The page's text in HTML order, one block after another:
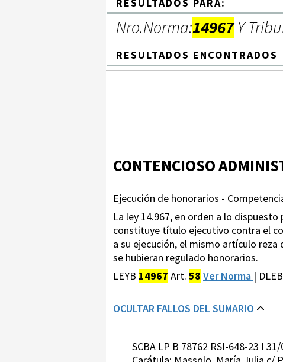
RESULTADOS PARA:
Nro.Norma:14967Y
RESULTADOS ENCONTRADOS
CONTENCIOSO
Ejecución de honorarios -
La ley 14.967, en orden a lo
constituye título ejecutivo contra el
a su ejecución, el mismo artículo
se hubieran regulado honorarios.
LEYB 14967 Art. 58 Ver Norma |
OCULTAR FALLOS DEL SUMARIO
SCBA LP B 78762 RSI-648-23 I